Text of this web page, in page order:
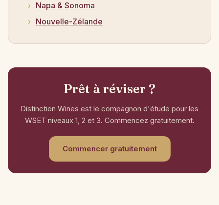
Napa & Sonoma
Nouvelle-Zélande
Prêt à réviser ?
Distinction Wines est le compagnon d'étude pour les
WSET niveaux 1, 2 et 3. Commencez gratuitement.
Commencer gratuitement